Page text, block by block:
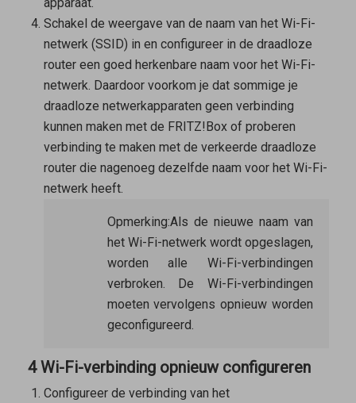
Schakel de weergave van de naam van het Wi-Fi-
netwerk (SSID) in en configureer in de draadloze
router een goed herkenbare naam voor het Wi-Fi-
netwerk. Daardoor voorkom je dat sommige je
draadloze netwerkapparaten geen verbinding
kunnen maken met de FRITZ!Box of proberen
verbinding te maken met de verkeerde draadloze
router die nagenoeg dezelfde naam voor het Wi-Fi-
netwerk heeft.
Opmerking:Als de nieuwe naam van
het Wi-Fi-netwerk wordt opgeslagen,
worden alle Wi-Fi-verbindingen
verbroken. De Wi-Fi-verbindingen
moeten vervolgens opnieuw worden
geconfigureerd.
4 Wi-Fi-verbinding opnieuw configureren
Configureer de verbinding van het